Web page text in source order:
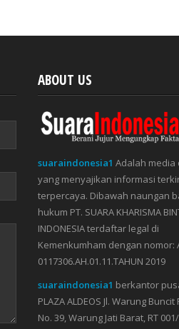
ABOUT US
suaraindonesia1 Adalah media
yang menyajikan informasi
terpercaya. Dibawah naungan
hukum PT. SUARA KHARISMA
INDONESIA terdaftar legal di
Kemenkumham dengan nomor:
0117306.AH.01.11.TAHUN 2019
suaraindonesia1 berkantor
PLAZA ALDEOS Jl. Warung Buncit
No. 39, Warung Jati Barat, RT